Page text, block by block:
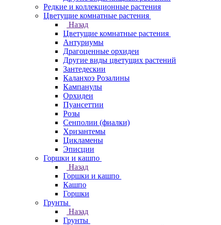
Редкие и коллекционные растения
Цветущие комнатные растения
Назад
Цветущие комнатные растения
Антуриумы
Драгоценные орхидеи
Другие виды цветущих растений
Зантедескии
Каланхоэ Розалины
Кампанулы
Орхидеи
Пуансеттии
Розы
Сенполии (фиалки)
Хризантемы
Цикламены
Эписции
Горшки и кашпо
Назад
Горшки и кашпо
Кашпо
Горшки
Грунты
Назад
Грунты